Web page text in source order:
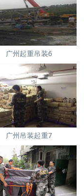
广州起重吊装6
广州吊装起重7